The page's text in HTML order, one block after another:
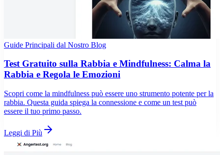
Guide Principali dal Nostro Blog
Test Gratuito sulla Rabbia e Mindfulness: Calma la
Rabbia e Regola le Emozioni
Scopri come la mindfulness può essere uno strumento potente per la
rabbia. Questa guida spiega la connessione e come un test può
essere il tuo primo passo.
Leggi di Più